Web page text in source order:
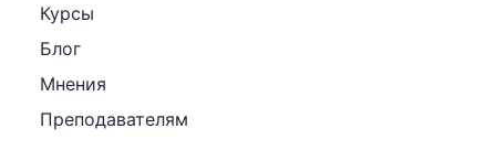
Курсы
Блог
Мнения
Преподавателям